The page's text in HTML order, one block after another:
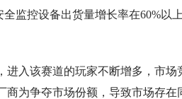
监控设备出货量增长率在60%以
进入该赛道的玩家不断增多，市
商为争夺市场份额，导致市场存